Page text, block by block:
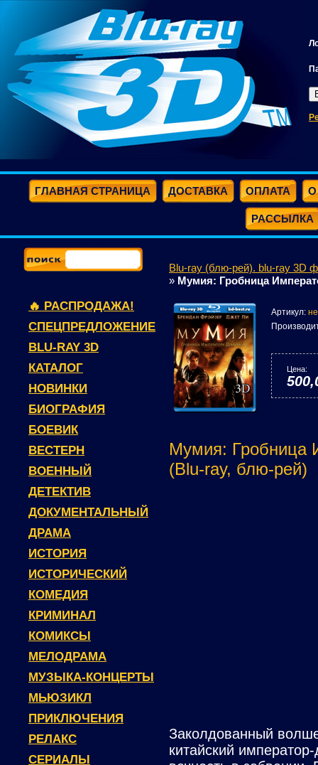
ГЛАВНАЯ СТРАНИЦА ДОСТАВКА ОПЛАТА О
РАССЫЛКА
🔥 РАСПРОДАЖА!
СПЕЦПРЕДЛОЖЕНИЕ
BLU-RAY 3D
КАТАЛОГ
НОВИНКИ
БИОГРАФИЯ
БОЕВИК
ВЕСТЕРН
ВОЕННЫЙ
ДЕТЕКТИВ
ДОКУМЕНТАЛЬНЫЙ
ДРАМА
ИСТОРИЯ
ИСТОРИЧЕСКИЙ
КОМЕДИЯ
КРИМИНАЛ
КОМИКСЫ
МЕЛОДРАМА
МУЗЫКА-КОНЦЕРТЫ
МЬЮЗИКЛ
ПРИКЛЮЧЕНИЯ
РЕЛАКС
СЕРИАЛЫ
Blu-ray (блю-рей). blu-ray 3D
» Мумия: Гробница
Артикул:
Цена:
Мумия: Гробница
(Blu-ray, блю-рей)
Заколдованный
китайский